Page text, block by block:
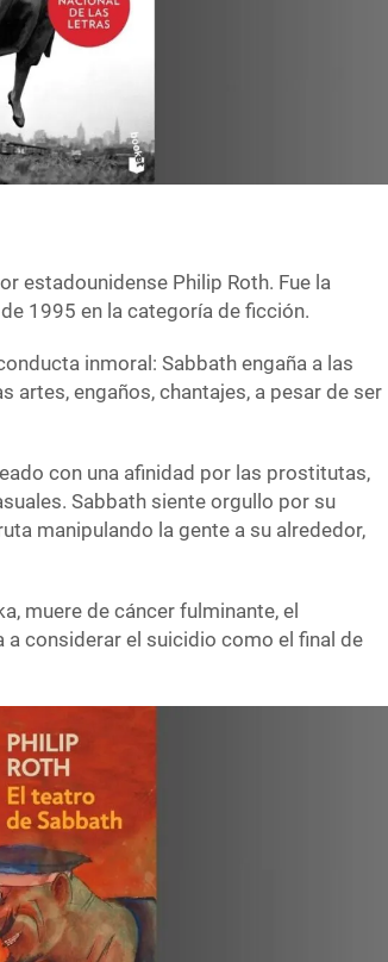
estadounidense Philip Roth. Fue la
1995 en la categoría de ficción.
inmoral: Sabbath engaña a las
artes, engaños, chantajes, a pesar de ser
con una afinidad por las prostitutas,
Sabbath siente orgullo por su
manipulando la gente a su alrededor,
muere de cáncer fulminante, el
considerar el suicidio como el final de